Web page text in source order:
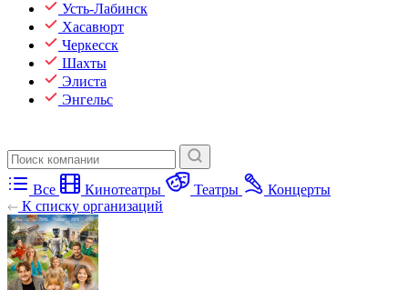
Усть-Лабинск
Хасавюрт
Черкесск
Шахты
Элиста
Энгельс
Все Кинотеатры Театры
Концерты
К списку организаций